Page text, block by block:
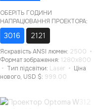
ОБЕРІТЬ ГОДИНИ
НАПРАЦЮВАННЯ ПРОЕКТОРА:
3016 2121
Яскравість ANSI люмен 2500
Формат зображення 1280x800
Тип підсвітки Laser
Ціна
нового, USD $ 999.00